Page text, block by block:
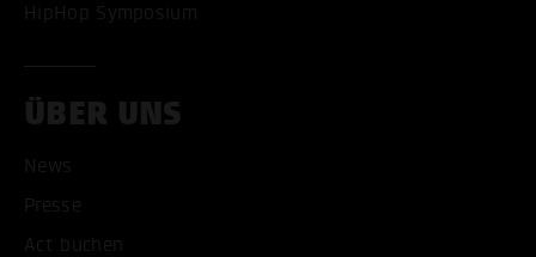
HipHop Symposium
ÜBER UNS
News
Presse
Act buchen